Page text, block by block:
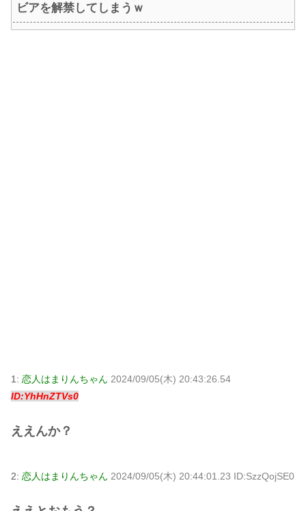
ビアを解禁してしまうｗ
1: 恋人はまりんちゃん 2024/09/05(木) 20:43:26.54
ID:YhHnZTVs0
ええんか？
2: 恋人はまりんちゃん 2024/09/05(木) 20:44:01.23 ID:SzzQojSE0